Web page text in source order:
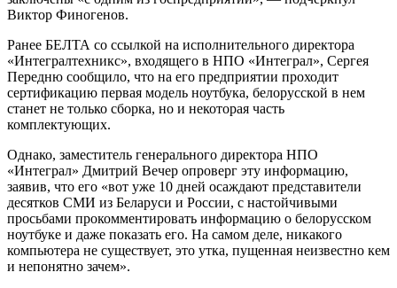
Виктор Финогенов.
Ранее БЕЛТА со ссылкой на исполнительного директора
«Интегралтехникс», входящего в НПО «Интеграл», Сергея
Передню сообщило, что на его предприятии проходит
сертификацию первая модель ноутбука, белорусской в нем
станет не только сборка, но и некоторая часть
комплектующих.
Однако, заместитель генерального директора НПО
«Интеграл» Дмитрий Вечер опроверг эту информацию,
заявив, что его «вот уже 10 дней осаждают представители
десятков СМИ из Беларуси и России, с настойчивыми
просьбами прокомментировать информацию о белорусском
ноутбуке и даже показать его. На самом деле, никакого
компьютера не существует, это утка, пущенная неизвестно кем
и непонятно зачем».